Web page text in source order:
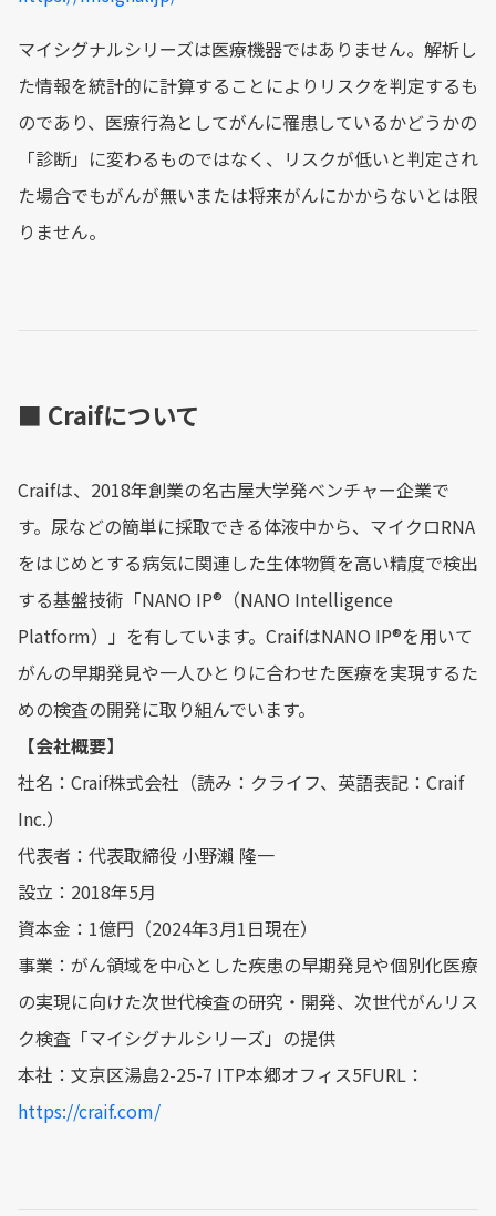
マイシグナルシリーズは医療機器ではありません。解析し
た情報を統計的に計算することによりリスクを判定するも
のであり、医療行為としてがんに罹患しているかどうかの
「診断」に変わるものではなく、リスクが低いと判定され
た場合でもがんが無いまたは将来がんにかからないとは限
りません。
■ Craifについて
Craifは、2018年創業の名古屋大学発ベンチャー企業で
す。尿などの簡単に採取できる体液中から、マイクロRNA
をはじめとする病気に関連した生体物質を高い精度で検出
する基盤技術「NANO IP®︎（NANO Intelligence
Platform）」を有しています。CraifはNANO IP®︎を用いて
がんの早期発見や一人ひとりに合わせた医療を実現するた
めの検査の開発に取り組んでいます。
【会社概要】
社名：Craif株式会社（読み：クライフ、英語表記：Craif
Inc.）
代表者：代表取締役 小野瀨 隆一
設立：2018年5月
資本金：1億円（2024年3月1日現在）
事業：がん領域を中心とした疾患の早期発見や個別化医療
の実現に向けた次世代検査の研究・開発、次世代がんリス
ク検査「マイシグナルシリーズ」の提供
本社：文京区湯島2-25-7 ITP本郷オフィス5FURL：
https://craif.com/